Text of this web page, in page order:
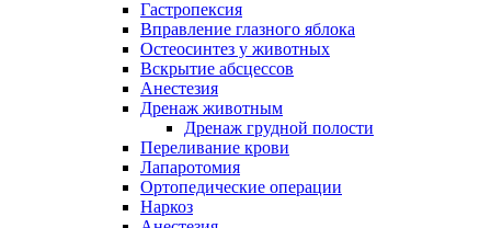
Гастропексия
Вправление глазного яблока
Остеосинтез у животных
Вскрытие абсцессов
Анестезия
Дренаж животным
Дренаж грудной полости
Переливание крови
Лапаротомия
Ортопедические операции
Наркоз